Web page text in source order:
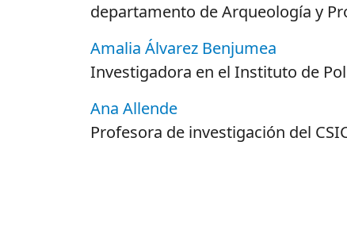
departamento de Arqueología y
Amalia Álvarez Benjumea
Investigadora en el Instituto de
Ana Allende
Profesora de investigación del